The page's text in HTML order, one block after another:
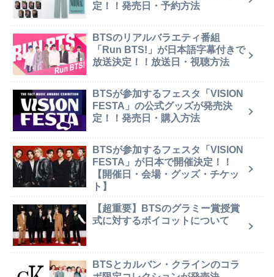
定！！発売日・予約方法
BTSのリアルバラエティ番組
「Run BTS!」が日本語字幕付きで
放送決定！！放送日・視聴方法
BTSが参加するフェスタ「VISION
FESTA」の公式グッズが発売決
定！！発売日・購入方法
BTSが参加するフェスタ「VISION
FESTA」が日本で開催決定！！
【開催日・会場・グッズ・チケッ
ト】
【超重要】BTSのグラミー賞授賞
式に対するボイコットについて
BTSとカルバン・クラインのコラ